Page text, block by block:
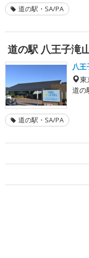
道の駅・SA/PA
道の駅 八王子滝
八
東
道の
道の駅・SA/PA